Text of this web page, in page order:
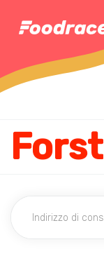
Forst